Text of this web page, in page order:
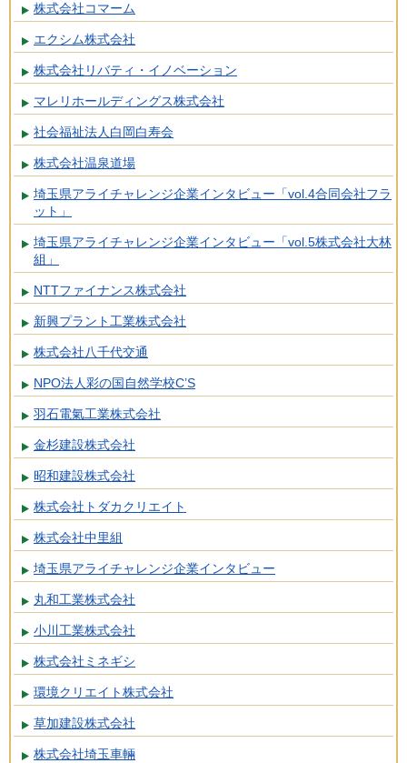
株式会社コマーム
エクシム株式会社
株式会社リバティ・イノベーション
マレリホールディングス株式会社
社会福祉法人白岡白寿会
株式会社温泉道場
埼玉県アライチャレンジ企業インタビュー「vol.4合同会社フラ
ット」
埼玉県アライチャレンジ企業インタビュー「vol.5株式会社大林
組」
NTTファイナンス株式会社
新興プラント工業株式会社
株式会社八千代交通
NPO法人彩の国自然学校C’S
羽石電氣工業株式会社
金杉建設株式会社
昭和建設株式会社
株式会社トダカクリエイト
株式会社中里組
埼玉県アライチャレンジ企業インタビュー
丸和工業株式会社
小川工業株式会社
株式会社ミネギシ
環境クリエイト株式会社
草加建設株式会社
株式会社埼玉車輛